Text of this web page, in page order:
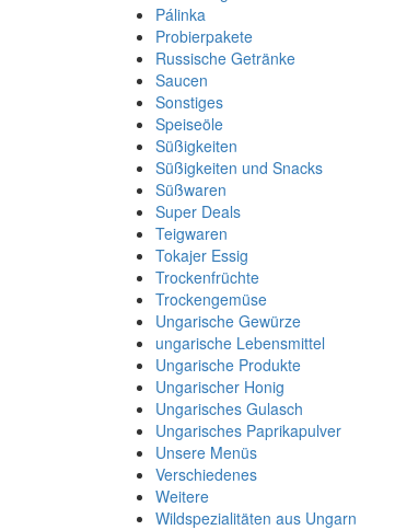
Pálinka
Probierpakete
Russische Getränke
Saucen
Sonstiges
Speiseöle
Süßigkeiten
Süßigkeiten und Snacks
Süßwaren
Super Deals
Teigwaren
Tokajer Essig
Trockenfrüchte
Trockengemüse
Ungarische Gewürze
ungarische Lebensmittel
Ungarische Produkte
Ungarischer Honig
Ungarisches Gulasch
Ungarisches Paprikapulver
Unsere Menüs
Verschiedenes
Weitere
Wildspezialitäten aus Ungarn